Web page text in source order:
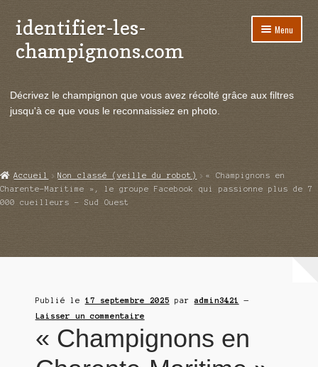
Aller
à
la
Aller
au
contenu
identifier-les-
champignons.com
Menu
le
Actualités
menu
enfant
Echanges et contacts
Ouvrir
le
Mycologie
Décrivez le champignon que vous avez récolté grâce aux filtres
jusqu'à ce que vous le reconnaissiez en photo.
Accueil Non classé (veille du robot)
« Champignons en
Charente-Maritime », le groupe Facebook qui passionne plus de 7
000 cueilleurs – Sud Ouest
Publié le 17 septembre 2025 paradmin3421
—
Laisser un commentaire
« Champignons en